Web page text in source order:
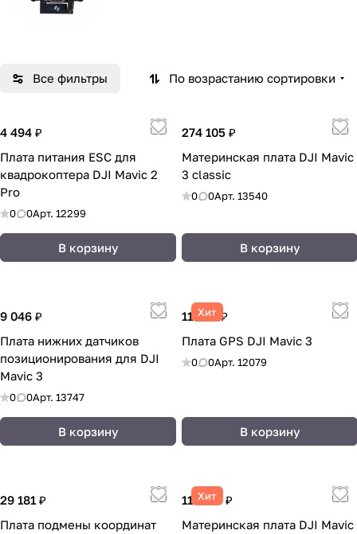
Все фильтры По возрастанию сортировки
4 494 ₽
Плата питания ESC для
квадрокоптера DJI Mavic 2
Pro
0 0Арт. 12299
В корзину
274 105 ₽
Материнская плата DJI Mavic
3 classic
0 0Арт. 13540
В корзину
9 046 ₽
Плата нижних датчиков
позиционирования для DJI
Mavic 3
0 0Арт. 13747
В корзину
Хит
11 489 ₽
Плата GPS DJI Mavic 3
0 0Арт. 12079
В корзину
29 181 ₽
Плата подмены координат
Хит
119 179 ₽
Материнская плата DJI Mavic